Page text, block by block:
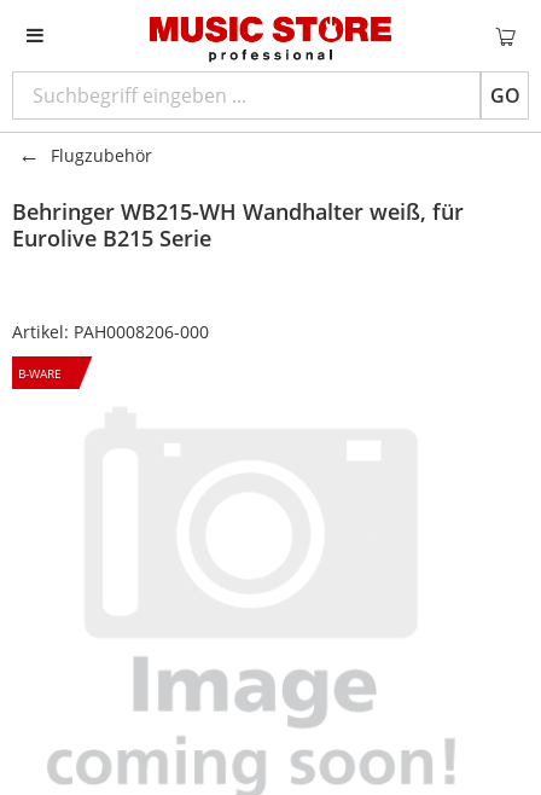
GO
Flugzubehör
Behringer WB215-WH Wandhalter weiß, für
Eurolive B215 Serie
Artikel: PAH0008206-000
B-WARE